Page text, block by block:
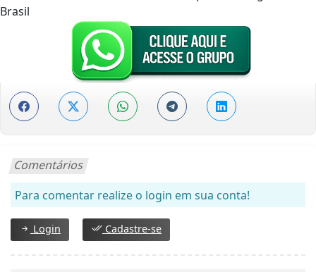
Brasil
Comentários
Para comentar realize o login em sua conta!
Login Cadastre-se